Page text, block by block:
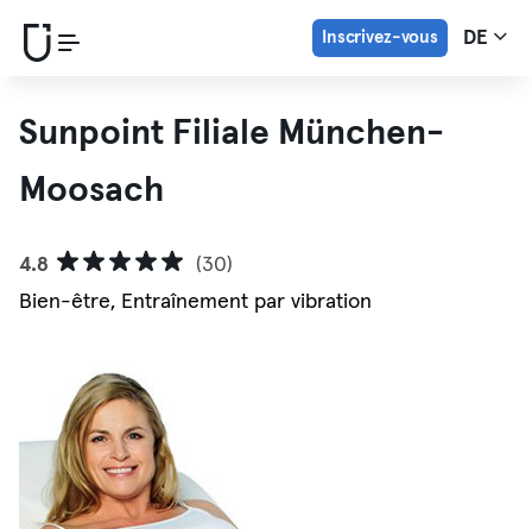
Inscrivez-vous DE
Sunpoint Filiale München-
Moosach
4.8
(30)
Bien-être, Entraînement par vibration